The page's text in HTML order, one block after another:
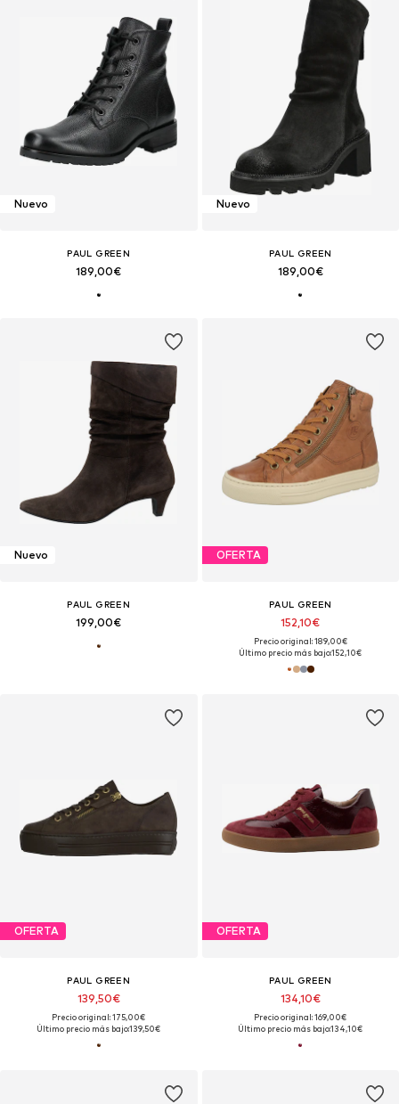
Nuevo
PAUL GREEN
189,00€
Nuevo
PAUL GREEN
189,00€
Nuevo
PAUL GREEN
199,00€
OFERTA
PAUL GREEN
152,10€
Precio original: 189,00€
Último precio más bajo:152,10€
OFERTA
PAUL GREEN
139,50€
Precio original: 175,00€
Último precio más bajo:139,50€
OFERTA
PAUL GREEN
134,10€
Precio original: 169,00€
Último precio más bajo:134,10€